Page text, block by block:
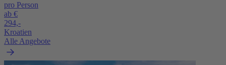
pro Person
ab €
294,-
Kroatien
Alle Angebote